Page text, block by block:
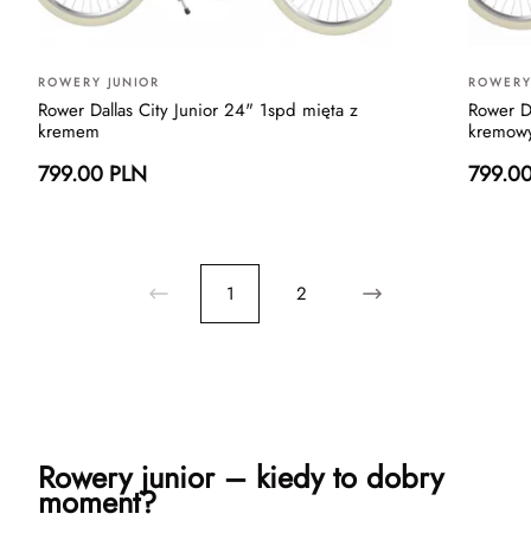
ROWERY JUNIOR
Rower Dallas City Junior 24" 1spd mięta z
kremem
799.00 PLN
Rower
1 2
Rowery junior – kiedy to dobry
moment?